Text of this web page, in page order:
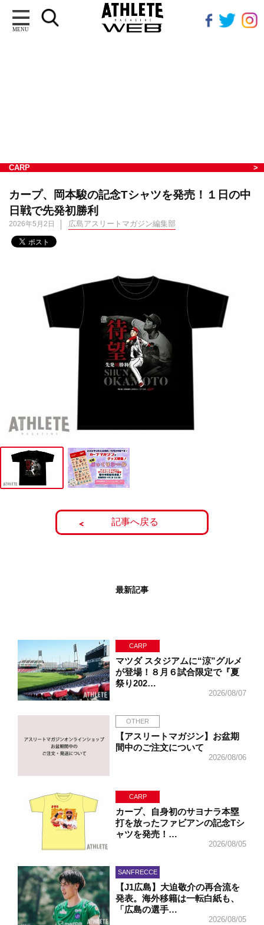
MENU
CARP
カープ、岡本駿の記念Tシャツを発売！１日の中
日戦で先発初勝利
2026年5月2日 広島アスリートマガジン編集部
記事へ戻る
最新記事
CARP
マツダ スタジアムに“涼”グルメ
が登場！８月６試合限定で『夏
祭り202…
2026/08/07
OTHER
【アスリートマガジン】お盆期
間中のご注文について
2026/08/06
CARP
カープ、自身初のサヨナラ本塁
打を放ったファビアンの記念Tシ
ャツを発売！…
2026/08/05
SANFRECCE
【J1広島】大迫敬介の再合流を
発表。海外移籍は一転白紙も、
「広島の選手…
2026/08/05